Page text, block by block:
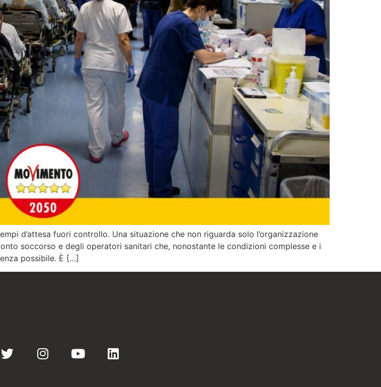
d’attesa fuori controllo. Una situazione che non riguarda solo l’organizzazione
soccorso e degli operatori sanitari che, nonostante le condizioni complesse e i
possibile. È […]